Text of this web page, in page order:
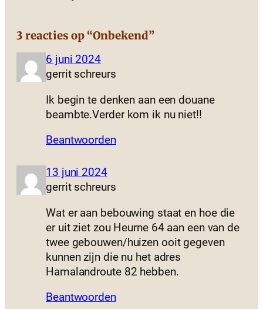
3 reacties op “Onbekend”
6 juni 2024
gerrit schreurs
Ik begin te denken aan een douane
beambte.Verder kom ik nu niet!!
Beantwoorden
13 juni 2024
gerrit schreurs
Wat er aan bebouwing staat en hoe die
er uit ziet zou Heurne 64 aan een van de
twee gebouwen/huizen ooit gegeven
kunnen zijn die nu het adres
Hamalandroute 82 hebben.
Beantwoorden